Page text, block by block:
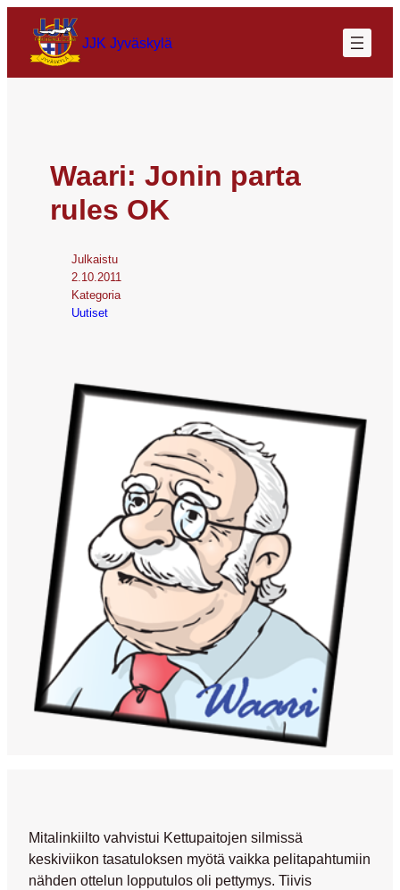
JJK Jyväskylä
Waari: Jonin parta
rules OK
Julkaistu
2.10.2011
Kategoria
Uutiset
Mitalinkiilto vahvistui Kettupaitojen silmissä
keskiviikon tasatuloksen myötä vaikka pelitapahtumiin
nähden ottelun lopputulos oli pettymys. Tiivis